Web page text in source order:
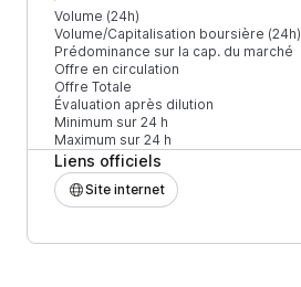
Volume (24h)
Volume/Capitalisation boursière (24h)
Prédominance sur la cap. du marché
Offre en circulation
Offre Totale
Évaluation après dilution
Minimum sur 24 h
Maximum sur 24 h
Liens officiels
Site internet